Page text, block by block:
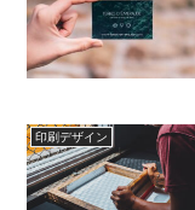
印刷デザイン